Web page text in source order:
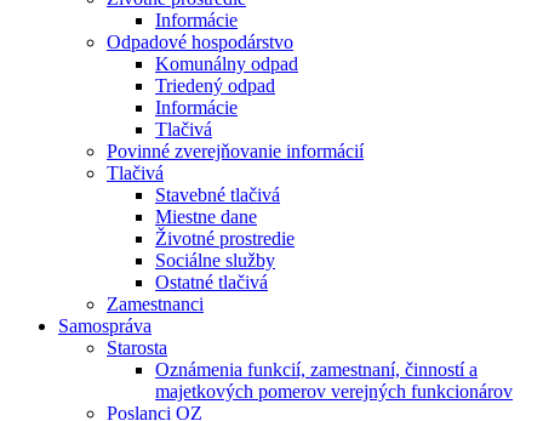
Informácie
Odpadové hospodárstvo
Komunálny odpad
Triedený odpad
Informácie
Tlačivá
Povinné zverejňovanie informácií
Tlačivá
Stavebné tlačivá
Miestne dane
Životné prostredie
Sociálne služby
Ostatné tlačivá
Zamestnanci
Samospráva
Starosta
Oznámenia funkcií, zamestnaní, činností a
majetkových pomerov verejných funkcionárov
Poslanci OZ